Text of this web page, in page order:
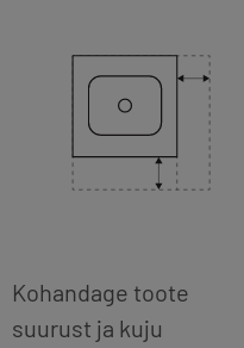
Kohandage toote
suurust ja kuju